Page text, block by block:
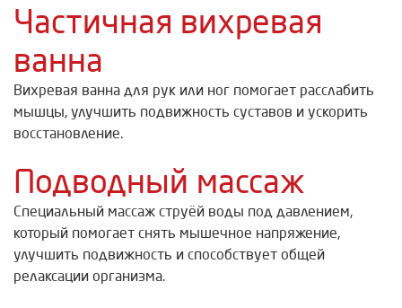
Частичная вихревая
ванна
Вихревая ванна для рук или ног помогает расслабить
мышцы, улучшить подвижность суставов и ускорить
восстановление.
Подводный массаж
Специальный массаж струёй воды под давлением,
который помогает снять мышечное напряжение,
улучшить подвижность и способствует общей
релаксации организма.